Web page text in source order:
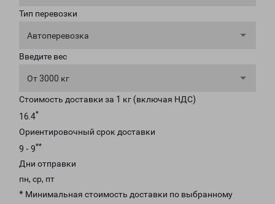
Тип перевозки
Автоперевозка
Введите вес
От 3000 кг
Стоимость доставки за 1 кг (включая НДС)
16.4*
Ориентировочный срок доставки
9 - 9**
Дни отправки
пн, ср, пт
* Минимальная стоимость доставки по выбранному